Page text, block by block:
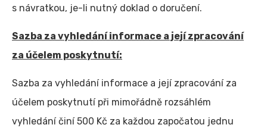
s návratkou, je-li nutný doklad o doručení.
Sazba za vyhledání informace a její zpracování
za účelem poskytnutí:
Sazba za vyhledání informace a její zpracování za
účelem poskytnutí při mimořádně rozsáhlém
vyhledání činí 500 Kč za každou započatou jednu